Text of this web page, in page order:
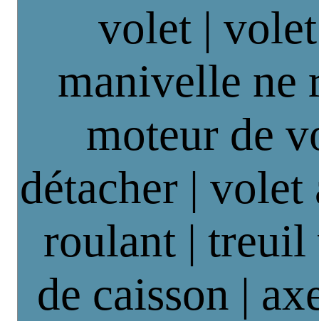
volet |
manivelle ne
moteur de
détacher | volet
roulant |
de caisson |